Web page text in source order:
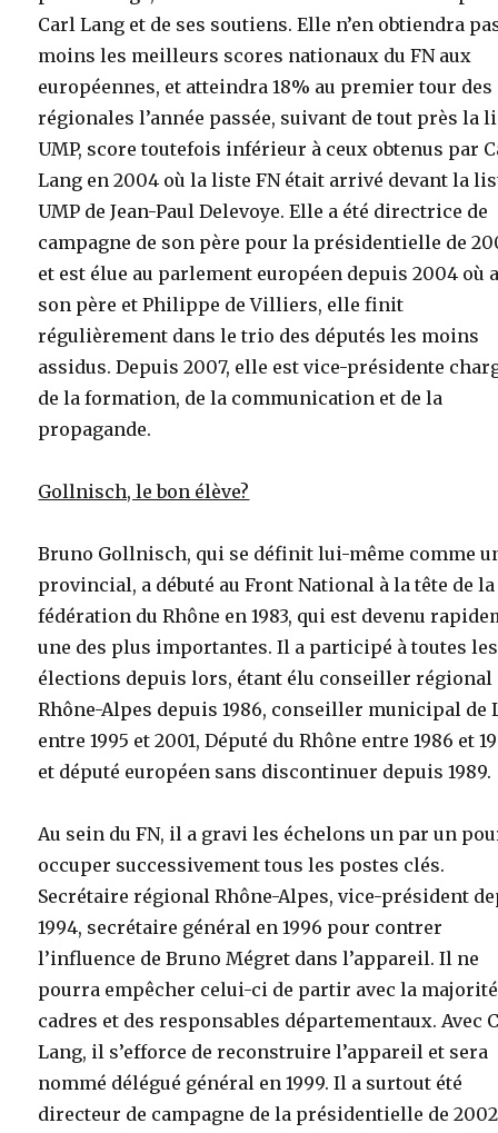
Carl Lang et de ses soutiens. Elle n’en obtiendra
moins les meilleurs scores nationaux du FN aux
européennes, et atteindra 18% au premier tour des
régionales l’année passée, suivant de tout près la
UMP, score toutefois inférieur à ceux obtenus par
Lang en 2004 où la liste FN était arrivé devant la
UMP de Jean-Paul Delevoye. Elle a été directrice de
campagne de son père pour la présidentielle de
et est élue au parlement européen depuis 2004 où
son père et Philippe de Villiers, elle finit
régulièrement dans le trio des députés les moins
assidus. Depuis 2007, elle est vice-présidente
de la formation, de la communication et de la
propagande.
Gollnisch, le bon élève?
Bruno Gollnisch, qui se définit lui-même comme
provincial, a débuté au Front National à la tête de la
fédération du Rhône en 1983, qui est devenu
une des plus importantes. Il a participé à toutes les
élections depuis lors, étant élu conseiller régional
Rhône-Alpes depuis 1986, conseiller municipal de
entre 1995 et 2001, Député du Rhône entre 1986 et
et député européen sans discontinuer depuis 1989.
Au sein du FN, il a gravi les échelons un par un
occuper successivement tous les postes clés.
Secrétaire régional Rhône-Alpes, vice-président
1994, secrétaire général en 1996 pour contrer
l’influence de Bruno Mégret dans l’appareil. Il ne
pourra empêcher celui-ci de partir avec la
cadres et des responsables départementaux. Avec
Lang, il s’efforce de reconstruire l’appareil et sera
nommé délégué général en 1999. Il a surtout été
directeur de campagne de la présidentielle de